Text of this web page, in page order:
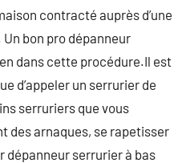
contracté auprès d’une
bon pro dépanneur
dans cette procédure.Il est
d’appeler un serrurier de
serruriers que vous
des arnaques, se rapetisser
dépanneur serrurier à bas